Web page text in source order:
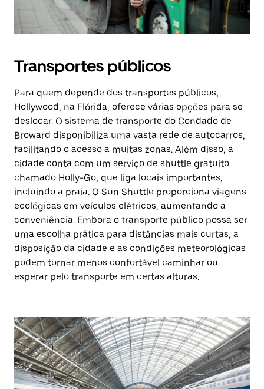
Transportes públicos
Para quem depende dos transportes públicos,
Hollywood, na Flórida, oferece várias opções para se
deslocar. O sistema de transporte do Condado de
Broward disponibiliza uma vasta rede de autocarros,
facilitando o acesso a muitas zonas. Além disso, a
cidade conta com um serviço de shuttle gratuito
chamado Holly-Go, que liga locais importantes,
incluindo a praia. O Sun Shuttle proporciona viagens
ecológicas em veículos elétricos, aumentando a
conveniência. Embora o transporte público possa ser
uma escolha prática para distâncias mais curtas, a
disposição da cidade e as condições meteorológicas
podem tornar menos confortável caminhar ou
esperar pelo transporte em certas alturas.